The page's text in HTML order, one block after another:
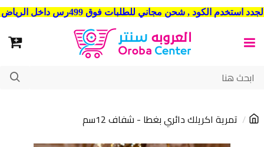
شحن مجاني للطلبات فوق 499رس داخل الرياض . وشحن الي جميع مدن المملكة العربية السعودية
تمرية اكريلك دائري بغطا - شفاف 12سم